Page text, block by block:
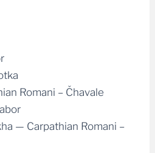
Romani – Čhavale
— Carpathian Romani –